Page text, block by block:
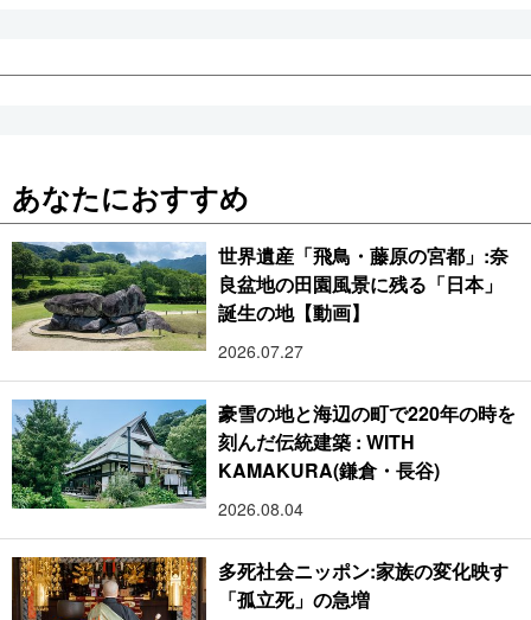
あなたにおすすめ
世界遺産「飛鳥・藤原の宮都」:奈
良盆地の田園風景に残る「日本」
誕生の地【動画】
2026.07.27
豪雪の地と海辺の町で220年の時を
刻んだ伝統建築 : WITH
KAMAKURA(鎌倉・長谷)
2026.08.04
多死社会ニッポン:家族の変化映す
「孤立死」の急増